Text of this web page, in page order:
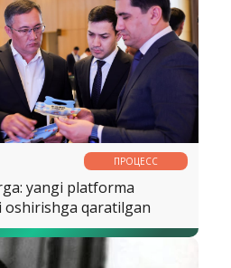
ПРОЦЕСС
yangi platforma
oshirishga qaratilgan